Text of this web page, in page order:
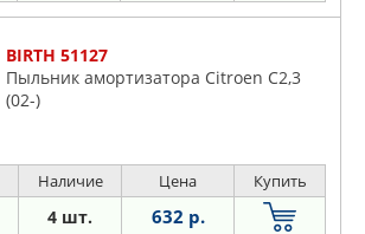
BIRTH 51127
Пыльник амортизатора Citroen C2,3
(02-)
Наличие Цена Купить
4 шт. 632 р.